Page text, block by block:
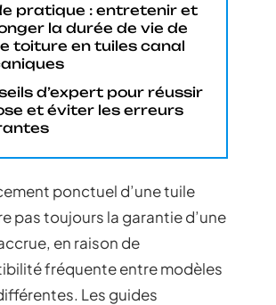
pratique : entretenir et
la durée de vie de
toiture en tuiles canal
d’expert pour réussir
et éviter les erreurs
ponctuel d’une tuile
pas toujours la garantie d’une
en raison de
fréquente entre modèles
Les guides